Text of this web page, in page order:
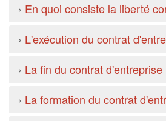
› En quoi consiste la liberté
› L'exécution du contrat
› La fin du contrat d'entreprise
› La formation du contrat